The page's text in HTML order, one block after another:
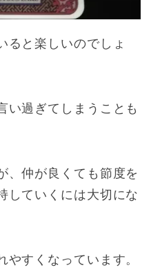
ると楽しいのでしょ
い過ぎてしまうことも
、仲が良くても節度を
していくには大切にな
すくなっています。